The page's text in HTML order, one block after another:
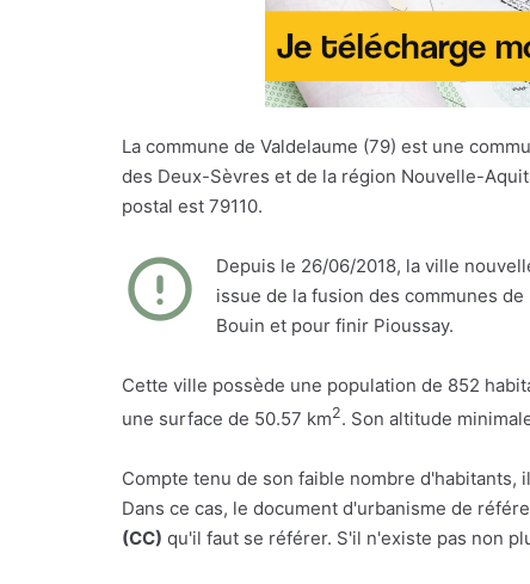
La commune de Valdelaume (79) est une
des Deux-Sèvres et de la région Nouvelle-
postal est 79110.
Depuis le 26/06/2018, la ville
issue de la fusion des communes de
Bouin et pour finir Pioussay.
Cette ville possède une population de 852
une surface de 50.57 km2. Son altitude
Compte tenu de son faible nombre d'habitants,
Dans ce cas, le document d'urbanisme de
(CC) qu'il faut se référer. S'il n'existe pas non